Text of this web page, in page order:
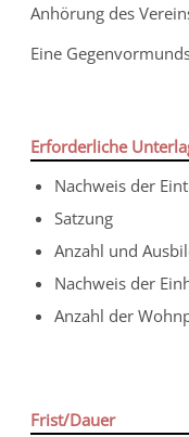
Anhörung des
Eine
Erforderliche
Nachweis der
Satzung
Anzahl und
Nachweis der
Anzahl der
Frist/Dauer